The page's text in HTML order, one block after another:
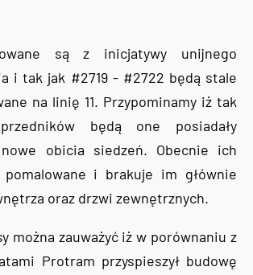
są z inicjatywy unijnego
i tak jak #2719 - #2722 będą stale
na linię 11. Przypominamy iż tak
będą one posiadały
obicia siedzeń. Obecnie ich
pomalowane i brakuje im głównie
oraz drzwi zewnętrznych.
można zauważyć iż w porównaniu z
Protram przyspieszył budowę